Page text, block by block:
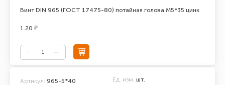
Винт DIN 965 (ГОСТ 17475-80) потайная голова М5*35 цинк
1.20 ₽
Артикул: 965-5*40 Ед. изм. шт.